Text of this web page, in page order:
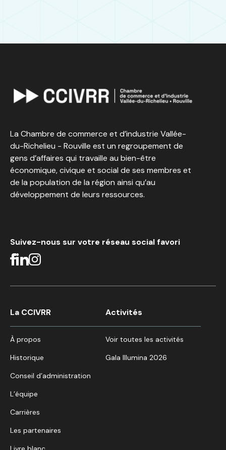
La Chambre de commerce et d’industrie Vallée-
du-Richelieu - Rouville est un regroupement de
gens d’affaires qui travaille au bien-être
économique, civique et social de ses membres et
de la population de la région ainsi qu’au
développement de leurs ressources.
Suivez-nous sur votre réseau social favori
La CCIVRR
À propos
Historique
Conseil d’administration
L’équipe
Carrières
Les partenaires
Activités
Voir toutes les activités
Gala Illumina 2026